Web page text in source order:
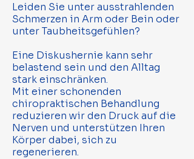
Leiden Sie unter ausstrahlenden
Schmerzen in Arm oder Bein oder
unter Taubheitsgefühlen?
Eine Diskushernie kann sehr
belastend sein und den Alltag
stark einschränken.
Mit einer schonenden
chiropraktischen Behandlung
reduzieren wir den Druck auf die
Nerven und unterstützen Ihren
Körper dabei, sich zu
regenerieren.